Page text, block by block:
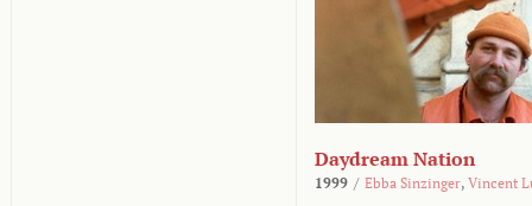
Daydream Nation
1999 / Ebba Sinzinger, Vincent